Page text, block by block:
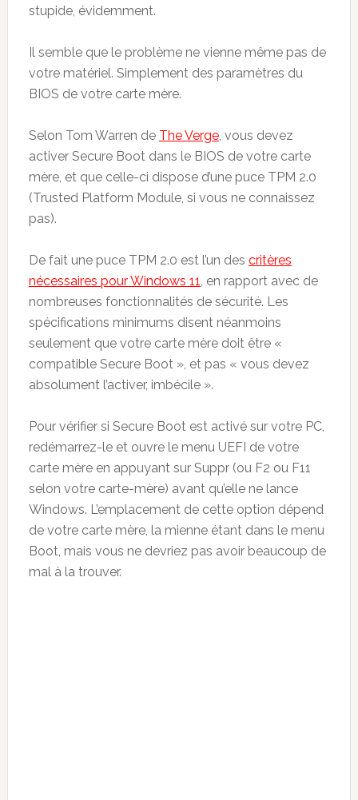
stupide, évidemment.
Il semble que le problème ne vienne même pas de
votre matériel. Simplement des paramètres du
BIOS de votre carte mère.
Selon Tom Warren de The Verge, vous devez
activer Secure Boot dans le BIOS de votre carte
mère, et que celle-ci dispose d’une puce TPM 2.0
(Trusted Platform Module, si vous ne connaissez
pas).
De fait une puce TPM 2.0 est l’un des critères
nécessaires pour Windows 11, en rapport avec de
nombreuses fonctionnalités de sécurité. Les
spécifications minimums disent néanmoins
seulement que votre carte mère doit être «
compatible Secure Boot », et pas « vous devez
absolument l’activer, imbécile ».
Pour vérifier si Secure Boot est activé sur votre PC,
redémarrez-le et ouvre le menu UEFI de votre
carte mère en appuyant sur Suppr (ou F2 ou F11
selon votre carte-mère) avant qu’elle ne lance
Windows. L’emplacement de cette option dépend
de votre carte mère, la mienne étant dans le menu
Boot, mais vous ne devriez pas avoir beaucoup de
mal à la trouver.